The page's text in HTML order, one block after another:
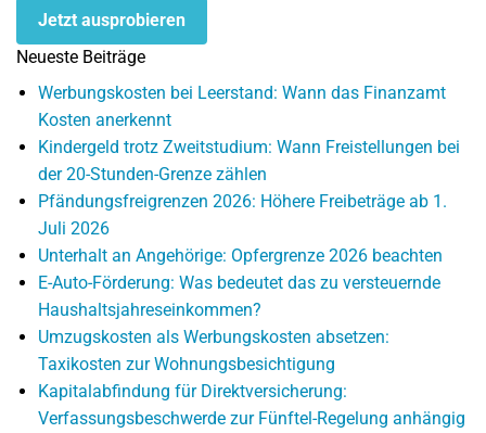
Jetzt ausprobieren
Neueste Beiträge
Werbungskosten bei Leerstand: Wann das Finanzamt
Kosten anerkennt
Kindergeld trotz Zweitstudium: Wann Freistellungen bei
der 20-Stunden-Grenze zählen
Pfändungsfreigrenzen 2026: Höhere Freibeträge ab 1.
Juli 2026
Unterhalt an Angehörige: Opfergrenze 2026 beachten
E-Auto-Förderung: Was bedeutet das zu versteuernde
Haushaltsjahreseinkommen?
Umzugskosten als Werbungskosten absetzen:
Taxikosten zur Wohnungsbesichtigung
Kapitalabfindung für Direktversicherung:
Verfassungsbeschwerde zur Fünftel-Regelung anhängig